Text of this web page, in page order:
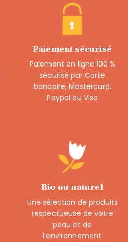
Paiement sécurisé
Paiement en ligne 100 %
sécurisé par Carte
bancaire, Mastercard,
Paypal ou Visa
Bio ou naturel
Une sélection de produits
respectueuse de votre
peau et de
l’environnement